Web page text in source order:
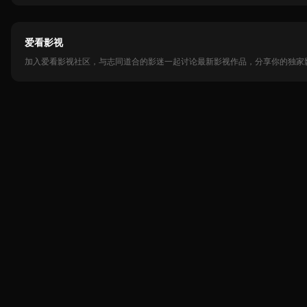
爱看影视
加入爱看影视社区，与志同道合的影迷一起讨论最新影视作品，分享你的独家